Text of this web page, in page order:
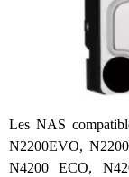
Les NAS
N2200EVO,
N4200 ECO,